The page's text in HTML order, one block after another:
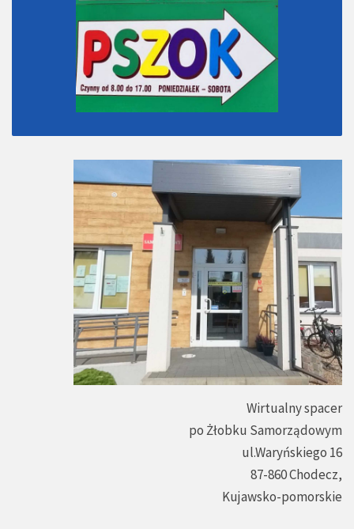
Wirtualny spacer
po Żłobku Samorządowym
ul.Waryńskiego 16
87-860 Chodecz,
Kujawsko-pomorskie